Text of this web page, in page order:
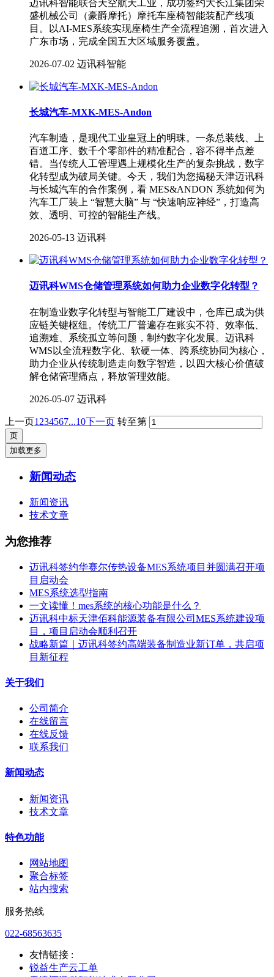
迈讯科智能联合天空航天工业，成功签约大长江集团荣
盛机械公司（豪爵摩托）摩托车座椅智能装配产线项
目。以AI-MES系统实现座椅生产全流程追溯，首次进入
广东市场，完成全国五大区域服务覆盖。
2026-07-02 迈讯科智能
长城汽车-MXK-MES-Andon
汽车制造，是现代工业皇冠上的明珠。一条总装线、上
百道工序、数千个零部件的精准配合，容不得半点差
错。当传统人工管理遇上规模化生产的复杂挑战，数字
化转型成为破局关键。今天，我们为您揭秘天津迈讯科
与长城汽车的合作案例，看 MES&ANDON 系统如何为
汽车工厂装上 “智慧大脑” 与 “快速响应神经”，打造高
效、透明、可控的智能生产线。
2026-05-13 迈讯科
迈讯科WMS仓储管理系统如何助力企业数字化转型？
在制造业数字化转型与智能工厂建设中，仓库已成为供
应链关键枢纽。传统工厂普遍存在账实不符、效率低、
追溯难、系统孤立等问题，制约数字化发展。迈讯科
WMS以全流程数字化、软硬一体、跨系统协同为核心，
助力企业从传统制造走向数字智造，以四大核心价值破
解仓储管理痛点，释放管理效能。
2026-05-07 迈讯科
上一页1 234567...10下一页 转至第
加载更多
新闻动态
新闻资讯
技术文章
为您推荐
迈讯科签约华赛尔传热设备MES系统项目并圆满召开项
目启动会
MES系统选型指南
一文读懂！mes系统的核心功能是什么？
迈讯科中标天津佰科能源装备有限公司MES系统建设项
目，项目启动会顺利召开
战略新篇｜迈讯科签约高端装备制造业新订单，共启项
目新征程
关于我们
公司简介
在线留言
在线反馈
联系我们
新闻动态
新闻资讯
技术文章
特色功能
网站地图
聚合标签
站内搜索
服务热线
022-68563635
友情链接 :
锐益生产云工单